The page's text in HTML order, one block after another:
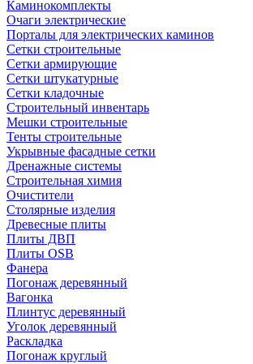
Каминокомплекты
Очаги электрические
Порталы для электрических каминов
Сетки строительные
Сетки армирующие
Сетки штукатурные
Сетки кладочные
Строительный инвентарь
Мешки строительные
Тенты строительные
Укрывные фасадные сетки
Дренажные системы
Строительная химия
Очистители
Столярные изделия
Древесные плиты
Плиты ДВП
Плиты OSB
Фанера
Погонаж деревянный
Вагонка
Плинтус деревянный
Уголок деревянный
Раскладка
Погонаж круглый